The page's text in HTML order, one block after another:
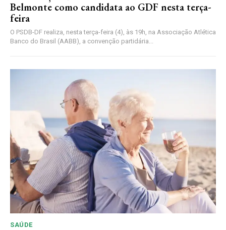
Belmonte como candidata ao GDF nesta terça-
feira
O PSDB-DF realiza, nesta terça-feira (4), às 19h, na Associação Atlética
Banco do Brasil (AABB), a convenção partidária...
SAÚDE